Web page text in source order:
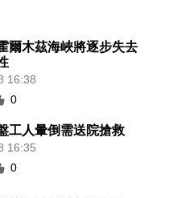
爾木茲海峽將逐步失去
16:38
0
工人暈倒需送院搶救
16:35
0